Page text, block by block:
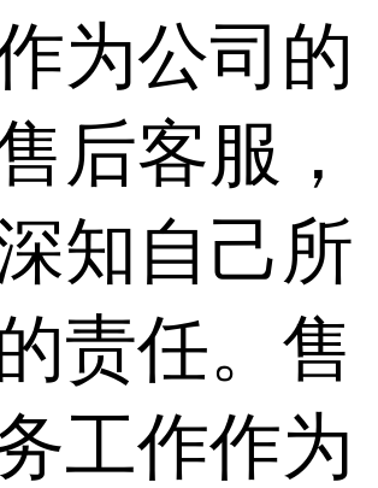
为公司的
后客服，
知自己所
责任。售
工作作为